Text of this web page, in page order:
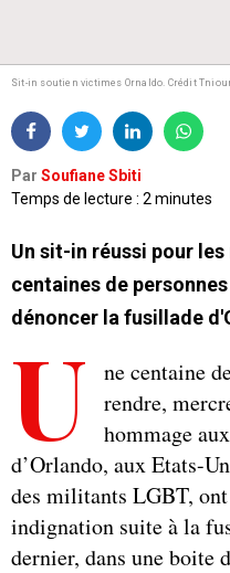
Sit-in soutien victimes Ornaldo. Crédit
Par Soufiane Sbiti
Temps de lecture : 2 minutes
Un sit-in réussi pour
centaines de
dénoncer la fusillade
U
ne centaine
rendre,
hommage
d’Orlando, aux Etats-
des militants LGBT,
indignation suite à la
dernier, dans une boite